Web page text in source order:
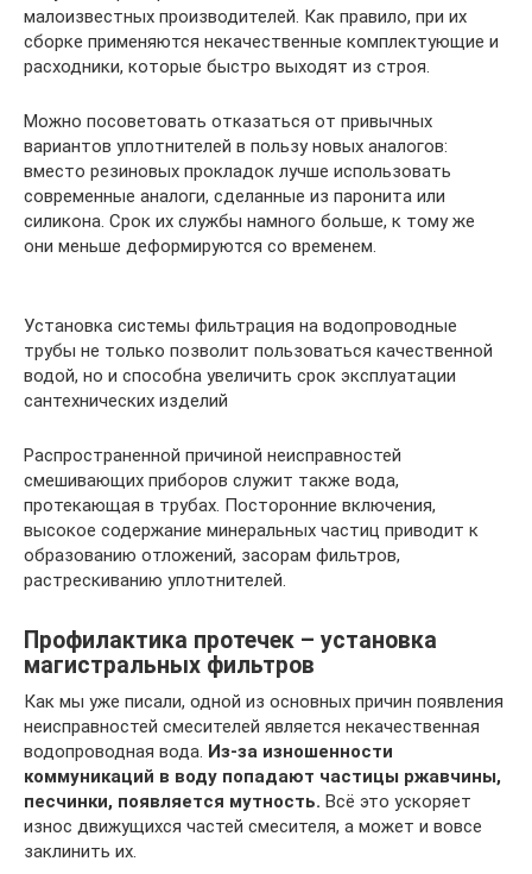
малоизвестных производителей. Как правило, при их
сборке применяются некачественные комплектующие и
расходники, которые быстро выходят из строя.
Можно посоветовать отказаться от привычных
вариантов уплотнителей в пользу новых аналогов:
вместо резиновых прокладок лучше использовать
современные аналоги, сделанные из паронита или
силикона. Срок их службы намного больше, к тому же
они меньше деформируются со временем.
Установка системы фильтрация на водопроводные
трубы не только позволит пользоваться качественной
водой, но и способна увеличить срок эксплуатации
сантехнических изделий
Распространенной причиной неисправностей
смешивающих приборов служит также вода,
протекающая в трубах. Посторонние включения,
высокое содержание минеральных частиц приводит к
образованию отложений, засорам фильтров,
растрескиванию уплотнителей.
Профилактика протечек – установка
магистральных фильтров
Как мы уже писали, одной из основных причин появления
неисправностей смесителей является некачественная
водопроводная вода. Из-за изношенности
коммуникаций в воду попадают частицы ржавчины,
песчинки, появляется мутность. Всё это ускоряет
износ движущихся частей смесителя, а может и вовсе
заклинить их.